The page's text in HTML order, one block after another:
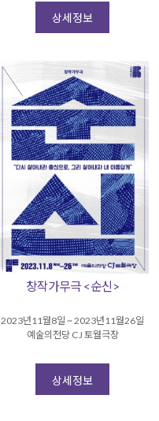
상세정보
창작가무극 <순신>
2023년11월8일 ~ 2023년11월26일
예술의전당 CJ 토월극장
상세정보